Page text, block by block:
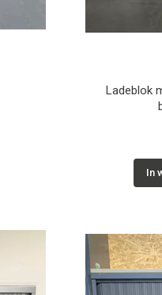
Ladeblok
In